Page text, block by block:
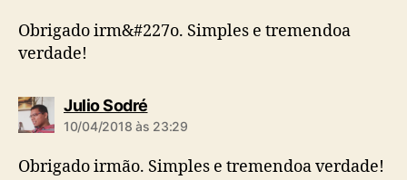
:
Obrigado irm&#227o. Simples e tremendoa
verdade!
Julio Sodréd
i
:
10/04/2018 às 23:29
Obrigado irmão. Simples e tremendoa verdade!